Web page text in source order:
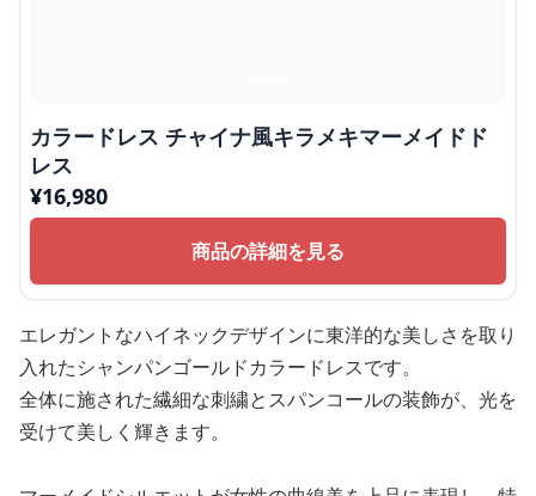
カラードレス チャイナ風キラメキマーメイドド
レス
¥16,980
商品の詳細を見る
エレガントなハイネックデザインに東洋的な美しさを取り
入れたシャンパンゴールドカラードレスです。
全体に施された繊細な刺繍とスパンコールの装飾が、光を
受けて美しく輝きます。